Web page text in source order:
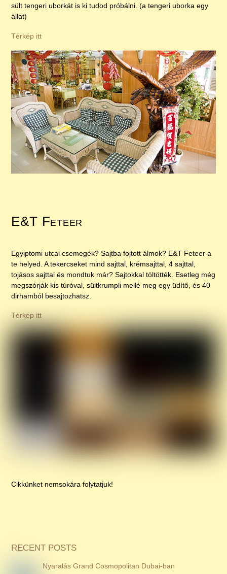
sült tengeri uborkát is ki tudod próbálni. (a tengeri uborka egy
állat)
Térkép itt
E&T Feteer
Egyiptomi utcai csemegék? Sajtba fojtott álmok? E&T Feteer a
te helyed. A tekercseket mind sajttal, krémsajttal, 4 sajttal,
tojásos sajttal és mondtuk már? Sajtokkal töltötték. Esetleg még
megszórják kis túróval, sültkrumpli mellé meg egy üdítő, és 40
dirhamból besajtozhatsz.
Térkép itt
Cikkünket nemsokára folytatjuk!
RECENT POSTS
Nyaralás Grand Cosmopolitan Dubai-ban